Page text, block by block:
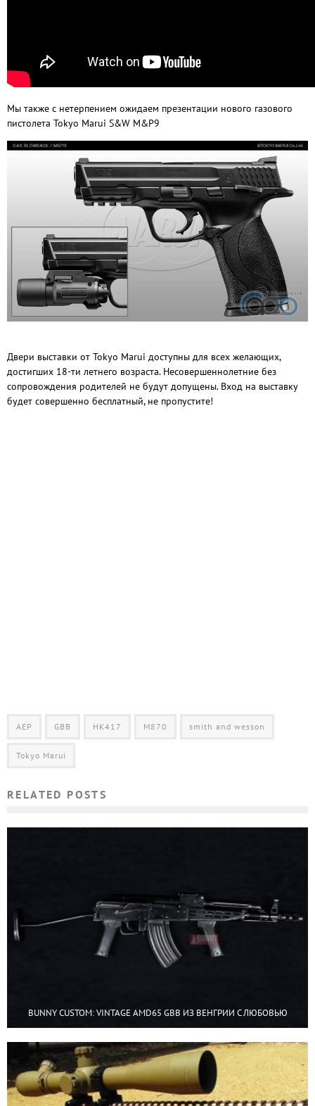
Мы также с нетерпением ожидаем презентации нового газового
пистолета Tokyo Marui S&W M&P9
Двери выставки от Tokyo Marui доступны для всех желающих,
достигших 18-ти летнего возраста. Несовершеннолетние без
сопровождения родителей не будут допущены. Вход на выставку
будет совершенно бесплатный, не пропустите!
AEP GBB HK417 M870 smith and wesson
Tokyo Marui
RELATED POSTS
BUNNY CUSTOM: VINTAGE AMD65 GBB ИЗ ВЕНГРИИ С ЛЮБОВЬЮ